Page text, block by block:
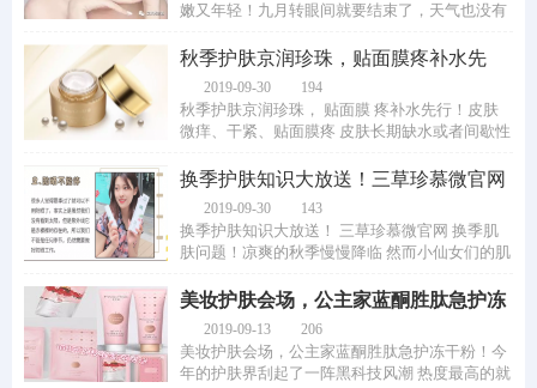
嫩又年轻！九月转眼间就要结束了，天气也没有
秋季护肤京润珍珠，贴面膜疼补水先
行！2019-09-30 194
秋季护肤京润珍珠， 贴面膜 疼补水先行！皮肤
微痒、干紧、贴面膜疼 皮肤长期缺水或者间歇性
换季护肤知识大放送！三草珍慕微官网
换季肌肤
2019-09-30 143
换季护肤知识大放送！ 三草珍慕微官网 换季肌
肤问题！凉爽的秋季慢慢降临 然而小仙女们的肌
美妆护肤会场，公主家蓝酮胜肽急护冻
干粉！
2019-09-13 206
美妆护肤会场，公主家蓝酮胜肽急护冻干粉！今
年的护肤界刮起了一阵黑科技风潮 热度最高的就